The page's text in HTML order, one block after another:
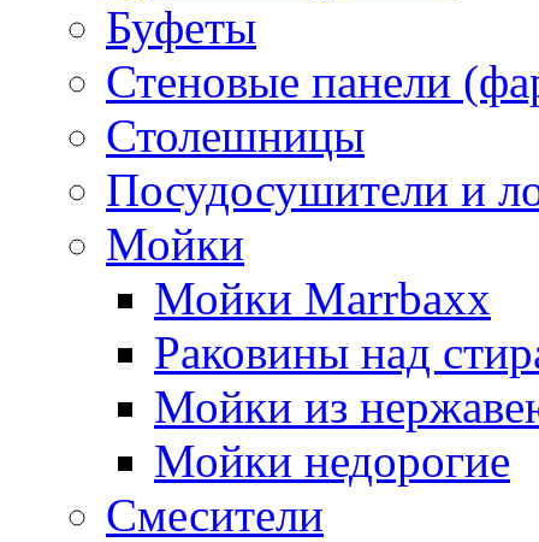
Буфеты
Стеновые панели
Столешницы
Посудосушители и
Мойки
Мойки Marrbaxx
Раковины над
Мойки из
Мойки недорогие
Смесители